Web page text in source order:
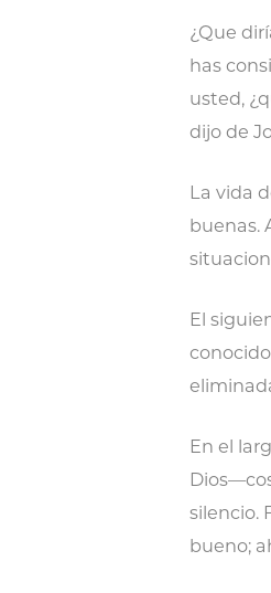
¿Que
has
usted,
dijo de
La vida
buenas.
El
En el
silencio.
bueno;